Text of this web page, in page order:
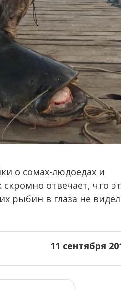
о сомах-людоедах и
отвечает, что
рыбин в глаза не
11 сентября